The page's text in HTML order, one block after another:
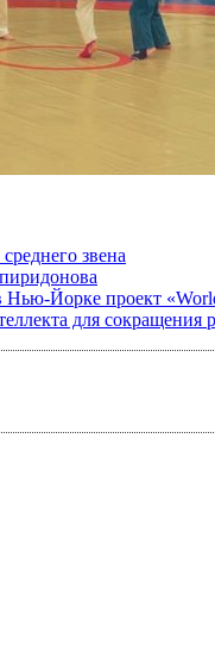
звена
Нью-Йорке проект
для сокращения